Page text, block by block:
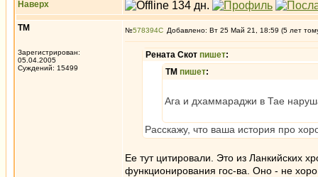
Наверх
ТМ
Зарегистрирован:
05.04.2005
Суждений: 15499
№578394 Добавлено: Вт 25 Май 21, 18:59 (5 лет
Рената Скот пишет:
ТМ пишет:
Ага и дхаммараджи в Тае
Расскажу, что ваша история про
Ее тут цитировали. Это из Ланкийских
функционирования гос-ва. Оно - не